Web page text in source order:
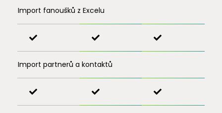
Import fanoušků z Excelu
Import partnerů a kontaktů